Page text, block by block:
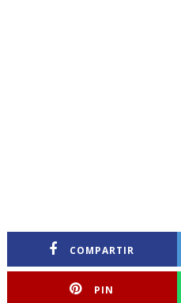
COMPARTIR
PIN